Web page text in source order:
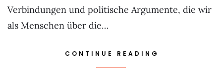
Verbindungen und politische Argumente, die wir
als Menschen über die…
CONTINUE READING